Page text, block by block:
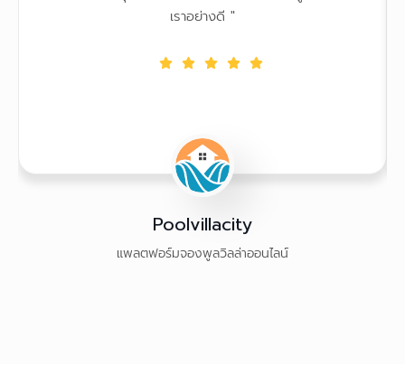
Poolvillacity
แพลตฟอร์มจองพูลวิลล่าออนไลน์
เราอย่างดี "